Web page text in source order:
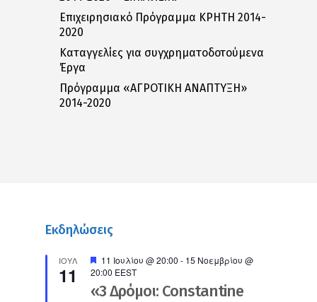
Επιχειρησιακό Πρόγραμμα ΚΡΗΤΗ 2014-
2020
Καταγγελίες για συγχρηματοδοτούμενα
Έργα
Πρόγραμμα «ΑΓΡΟΤΙΚΗ ΑΝΑΠΤΥΞΗ»
2014-2020
Εκδηλώσεις
ΙΟΎΛ
11
Προτεινόμενο
11 Ιουλίου @ 20:00 - 15 Νοεμβρίου @
20:00 EEST
«3 Δρόμοι: Constantine